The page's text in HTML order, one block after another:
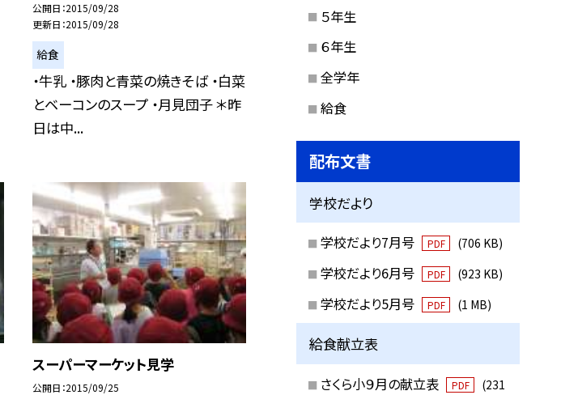
公開日 2015/09/28
更新日 2015/09/28
給食
・牛乳 ・豚肉と青菜の焼きそば ・白菜
とベーコンのスープ ・月見団子 ＊昨
日は中...
スーパーマーケット見学
公開日 2015/09/25
５年生
６年生
全学年
給食
配布文書
学校だより
学校だより7月号 PDF (706 KB)
学校だより6月号 PDF (923 KB)
学校だより5月号 PDF (1 MB)
給食献立表
さくら小９月の献立表 PDF
(231